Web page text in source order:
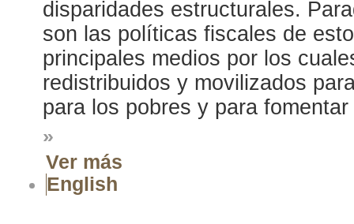
disparidades estructurales.
son las políticas fiscales de
principales medios por los
redistribuidos y movilizados
para los pobres y para
»
Ver más
English